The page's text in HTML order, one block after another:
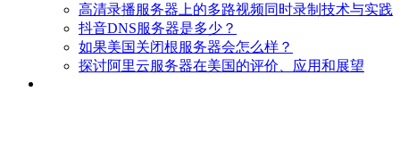
高清录播服务器上的多路视频同时录制技术与实践
抖音DNS服务器是多少？
如果美国关闭根服务器会怎么样？
探讨阿里云服务器在美国的评价、应用和展望